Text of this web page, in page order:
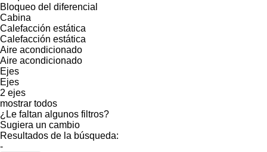
Bloqueo del diferencial
Cabina
Calefacción estática
Calefacción estática
Aire acondicionado
Aire acondicionado
Ejes
Ejes
2 ejes
mostrar todos
¿Le faltan algunos filtros?
Sugiera un cambio
Resultados de la búsqueda:
-